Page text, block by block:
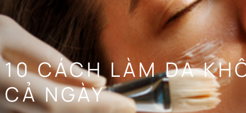
10 CÁCH LÀM DA
CẢ NGÀY